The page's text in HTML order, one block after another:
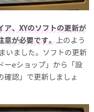
ア、XYのソフトの更新が
意が必要です。上のよう
いました。ソフトの更新
ーeショップ」から「設
確認」で更新しましょ